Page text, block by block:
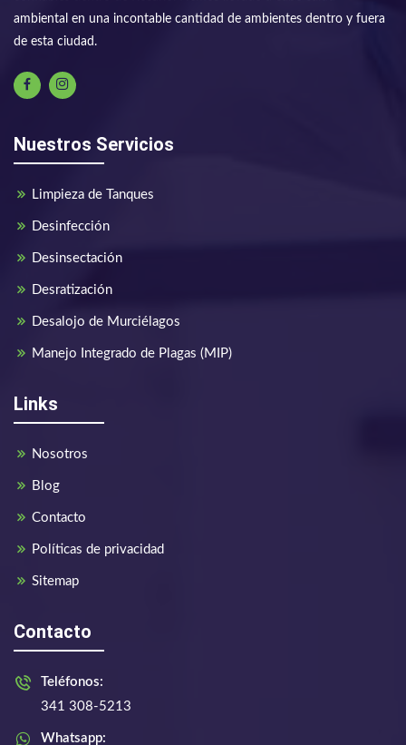
ambiental en una incontable cantidad de ambientes dentro y fuera
de esta ciudad.
Nuestros Servicios
Limpieza de Tanques
Desinfección
Desinsectación
Desratización
Desalojo de Murciélagos
Manejo Integrado de Plagas (MIP)
Links
Nosotros
Blog
Contacto
Políticas de privacidad
Sitemap
Contacto
Teléfonos:
341 308-5213
Whatsapp: